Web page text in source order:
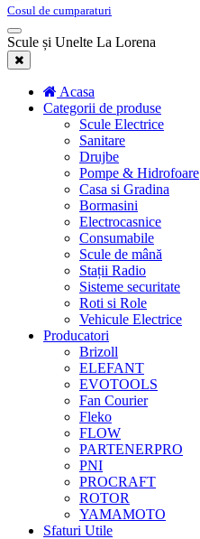
Cosul de cumparaturi
Scule și Unelte La Lorena
Acasa
Categorii de produse
Scule Electrice
Sanitare
Drujbe
Pompe & Hidrofoare
Casa si Gradina
Bormasini
Electrocasnice
Consumabile
Scule de mână
Stații Radio
Sisteme securitate
Roti si Role
Vehicule Electrice
Producatori
Brizoll
ELEFANT
EVOTOOLS
Fan Courier
Fleko
FLOW
PARTENERPRO
PNI
PROCRAFT
ROTOR
YAMAMOTO
Sfaturi Utile